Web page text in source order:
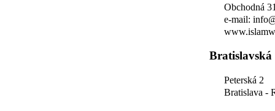
Obchodná
e-mail:
Peterská 2
Bratislava -